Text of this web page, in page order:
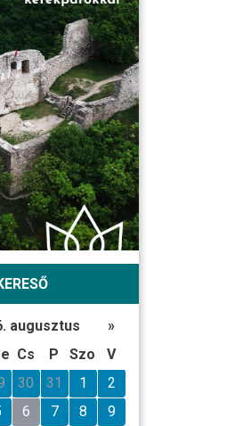
augusztus
»
Cs P Szo
V
30 31 1
2
6 7 8
9